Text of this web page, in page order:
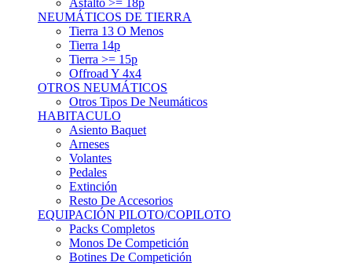
Tierra 13 O Menos
Tierra 14p
Tierra >= 15p
Offroad Y 4x4
OTROS NEUMÁTICOS
Otros Tipos De Neumáticos
HABITACULO
Asiento Baquet
Arneses
Volantes
Pedales
Extinción
Resto De Accesorios
EQUIPACIÓN PILOTO/COPILOTO
Packs Completos
Monos De Competición
Botines De Competición
Guantes